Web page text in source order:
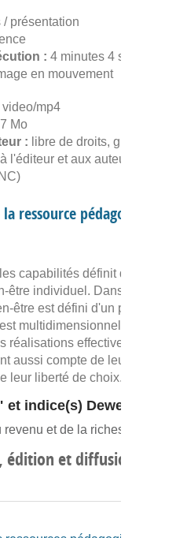
/ présentation
: 4 minutes 4 secondes
en mouvement
video/mp4
Mo
: libre de droits, gratuit
l'éditeur et aux auteurs.
ressource pédagogique
capabilités définit de manière
être individuel. Dans cette
être est défini d'un point de vue
multidimensionnel, de sorte
réalisations effectives des
aussi compte de leur liberté
leur liberté de choix.
indice(s) Dewey
et de la richesse (339.2)
et diffusion